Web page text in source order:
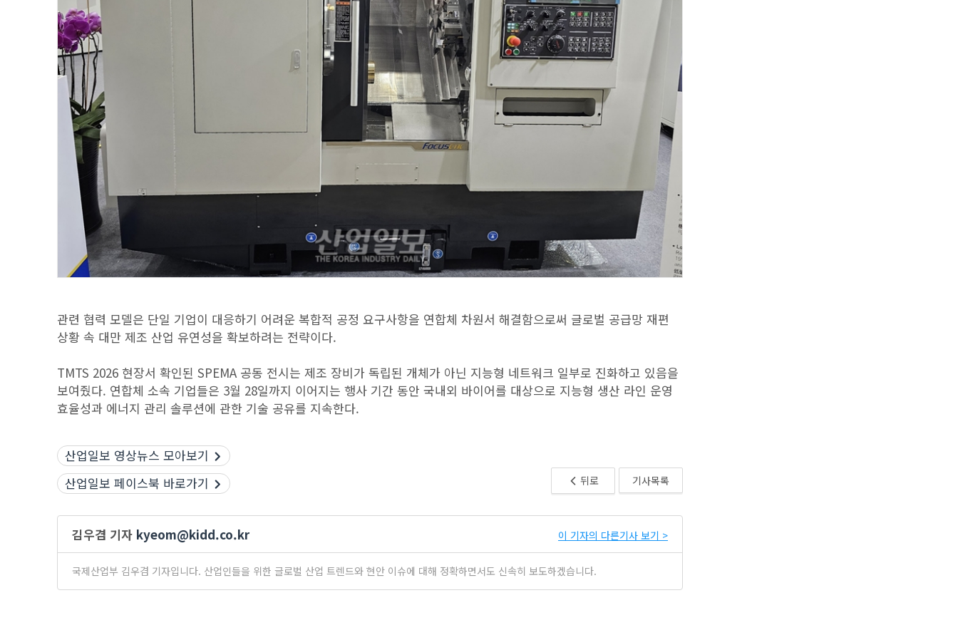
관련 협력 모델은 단일 기업이 대응하기 어려운 복합적 공정 요구사항을 연합체 차원서 해결함으로써 글로벌 공급망 재편
상황 속 대만 제조 산업 유연성을 확보하려는 전략이다.
TMTS 2026 현장서 확인된 SPEMA 공동 전시는 제조 장비가 독립된 개체가 아닌 지능형 네트워크 일부로 진화하고 있음을
보여줬다. 연합체 소속 기업들은 3월 28일까지 이어지는 행사 기간 동안 국내외 바이어를 대상으로 지능형 생산 라인 운영
효율성과 에너지 관리 솔루션에 관한 기술 공유를 지속한다.
뒤로 기사목록
산업일보 영상뉴스 모아보기
산업일보 페이스북 바로가기
김우겸 기자 kyeom@kidd.co.kr 이 기자의 다른기사 보기 >
국제산업부 김우겸 기자입니다. 산업인들을 위한 글로벌 산업 트렌드와 현안 이슈에 대해 정확하면서도 신속히 보도하겠습니다.